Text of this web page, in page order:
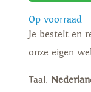
Op voorraad
Je bestelt en
onze eigen
Taal: